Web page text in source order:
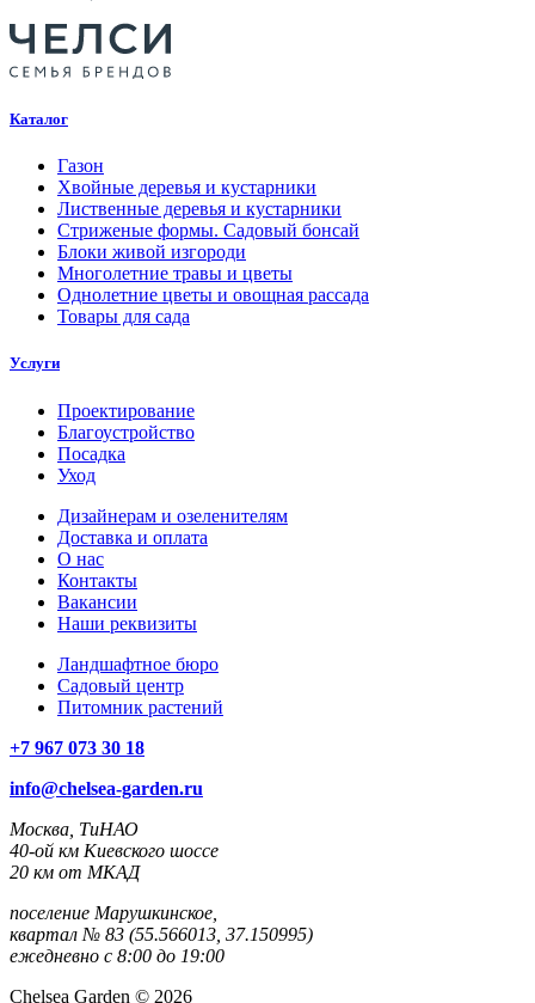
Каталог
Газон
Хвойные деревья и кустарники
Лиственные деревья и кустарники
Стриженые формы. Садовый бонсай
Блоки живой изгороди
Многолетние травы и цветы
Однолетние цветы и овощная рассада
Товары для сада
Услуги
Проектирование
Благоустройство
Посадка
Уход
Дизайнерам и озеленителям
Доставка и оплата
О нас
Контакты
Вакансии
Наши реквизиты
Ландшафтное бюро
Садовый центр
Питомник растений
+7 967 073 30 18
info@chelsea-garden.ru
Москва, ТиНАО
40-ой км Киевского шоссе
20 км от МКАД
поселение Марушкинское,
квартал № 83 (55.566013, 37.150995)
ежедневно с 8:00 до 19:00
Chelsea Garden © 2026